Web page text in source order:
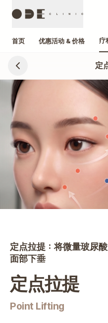
首页 优惠活动 & 价格 疗
定
定点拉提| 奥德皮肤科
定点拉提：将微量玻尿
面部下垂
定点拉提
Point Lifting